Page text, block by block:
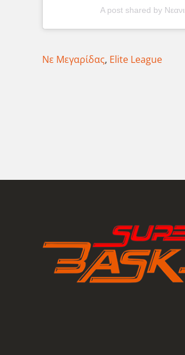
A post shared by
Νε Μεγαρίδας, Elite League